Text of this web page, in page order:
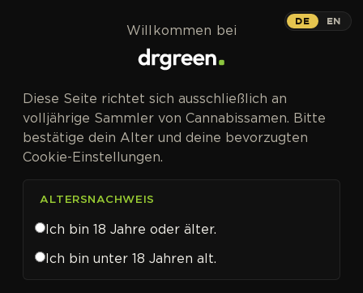
DE EN
Willkommen bei
Diese Seite richtet sich ausschließlich an
volljährige Sammler von Cannabissamen. Bitte
bestätige dein Alter und deine bevorzugten
Cookie-Einstellungen.
ALTERSNACHWEIS
Ich bin 18 Jahre oder älter.
Ich bin unter 18 Jahren alt.